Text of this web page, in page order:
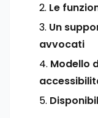
Le
Un
avvocati
Modello